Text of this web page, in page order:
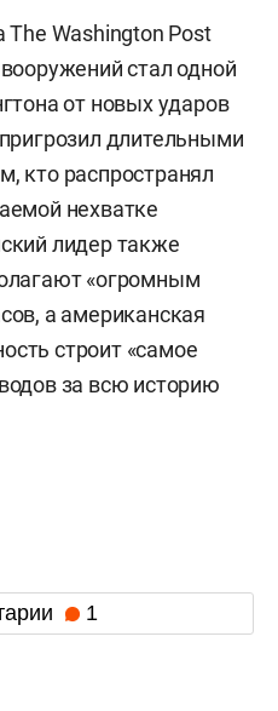
Washington Post
стал одной
от новых ударов
длительными
кто распространял
нехватке
лидер также
«огромным
а американская
строит «самое
за всю историю
1